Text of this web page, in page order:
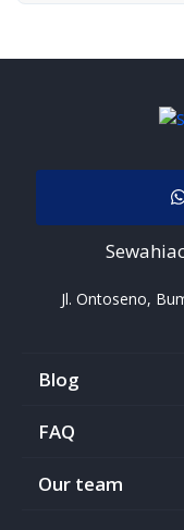
Jl. Ontoseno,
Blog
FAQ
Our team